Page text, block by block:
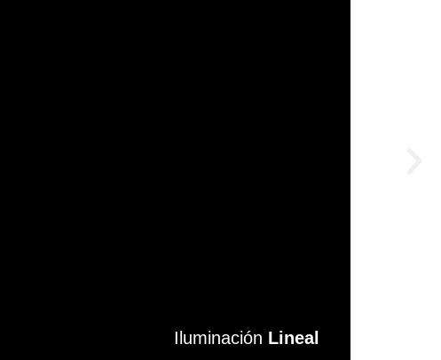
Iluminación Lineal
Iluminación Lineal